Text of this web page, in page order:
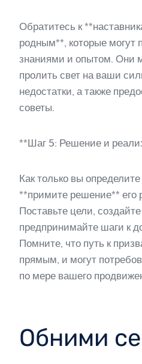
Обратитесь к
родным**, которые могут
знаниями и опытом. Они
пролить свет на ваши
недостатки, а также
советы.
**Шаг 5: Решение и
Как только вы
**примите решение** его
Поставьте цели,
предпринимайте шаги к
Помните, что путь к
прямым, и могут
по мере вашего
Обними